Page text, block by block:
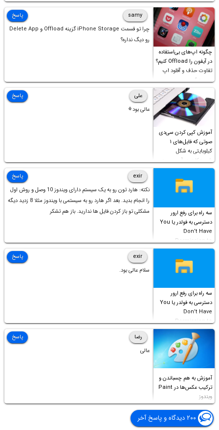
چگونه اپ‌های بی‌استفاده
در آیفون را Offload کنیم؟
تفاوت حذف و آفلود اپ
چیست؟
samy
چرا تو قسمت iPhone Storage گزینه Offload و Delete App
رو دیگ نداره؟
پاسخ
آموزش کپی کردن سی‌دی
صوتی که فایل‌های ۱
کیلوبایتی به شکل
شورت‌کات در آن موجود
است!
علی
عالی بود⚘
پاسخ
سه راه برای رفع ارور
دسترسی به فولدر یا You
Don’t Have
Permission to
Access this folder
exir
نکته: هارد تون رو به یک سیستم دارای ویندوز 10 وصل و روش اول
را انجام بدید. بعد اگر هارد رو به سیستمی با ویندوز مثلا 8 زدید دیگه
مشکلی تو باز کردن فایل ها ندارید. باز هم تشکر
پاسخ
سه راه برای رفع ارور
دسترسی به فولدر یا You
Don’t Have
Permission to
Access this folder
exir
سلام عالی بود.
پاسخ
آموزش به هم چسباندن و
ترکیب عکس‌ها در Paint
ویندوز
رضا
عالی
پاسخ
۲۰۰ دیدگاه و پاسخ آخر